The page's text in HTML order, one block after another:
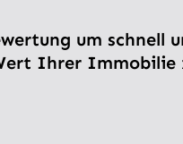
um schnell
Ihrer Immobilie